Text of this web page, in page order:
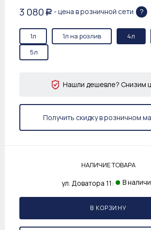
3 080 Р - цена в розничной сети ?
1л 1л на розлив 4л
5л
Нашли дешевле? Снизим
Получить скидку в розничном
НАЛИЧИЕ ТОВАРА
ул. Доватора 11: В
В КОРЗИНУ